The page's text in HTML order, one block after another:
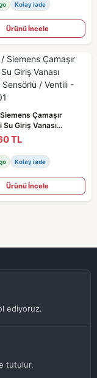
Kolay iade
Ürünü İncele
Çamaşır
Su Giriş Vanası
Sensörlü / Ventili -
TL
Kolay iade
Ürünü İncele
ediyoruz.
tutulur.